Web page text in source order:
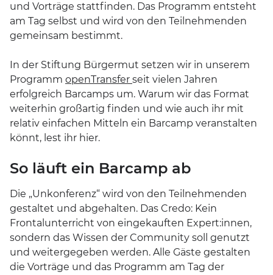
und Vorträge stattfinden. Das Programm entsteht
am Tag selbst und wird von den Teilnehmenden
gemeinsam bestimmt.
In der Stiftung Bürgermut setzen wir in unserem
Programm openTransfer seit vielen Jahren
erfolgreich Barcamps um. Warum wir das Format
weiterhin großartig finden und wie auch ihr mit
relativ einfachen Mitteln ein Barcamp veranstalten
könnt, lest ihr hier.
So läuft ein Barcamp ab
Die „Unkonferenz“ wird von den Teilnehmenden
gestaltet und abgehalten. Das Credo: Kein
Frontalunterricht von eingekauften Expert:innen,
sondern das Wissen der Community soll genutzt
und weitergegeben werden. Alle Gäste gestalten
die Vorträge und das Programm am Tag der